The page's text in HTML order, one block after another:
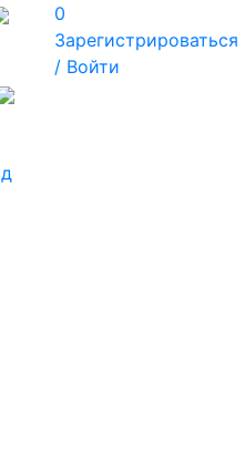
0
Зарегистрироваться
/ Войти